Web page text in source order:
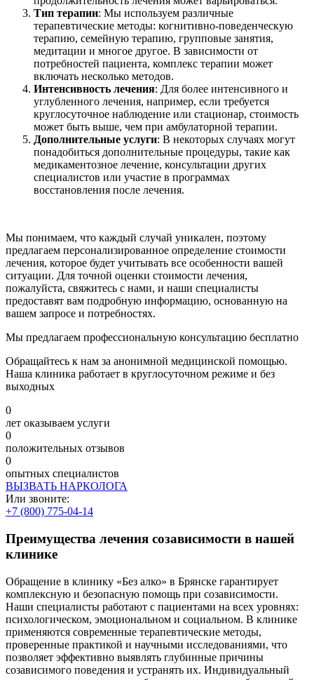
Тип терапии: Мы используем различные
терапевтические методы: когнитивно-поведенческую
терапию, семейную терапию, групповые занятия,
медитации и многое другое. В зависимости от
потребностей пациента, комплекс терапии может
включать несколько методов.
Интенсивность лечения: Для более интенсивного и
углубленного лечения, например, если требуется
круглосуточное наблюдение или стационар, стоимость
может быть выше, чем при амбулаторной терапии.
Дополнительные услуги: В некоторых случаях могут
понадобиться дополнительные процедуры, такие как
медикаментозное лечение, консультации других
специалистов или участие в программах
восстановления после лечения.
Мы понимаем, что каждый случай уникален, поэтому
предлагаем персонализированное определение стоимости
лечения, которое будет учитывать все особенности вашей
ситуации. Для точной оценки стоимости лечения,
пожалуйста, свяжитесь с нами, и наши специалисты
предоставят вам подробную информацию, основанную на
вашем запросе и потребностях.
Мы предлагаем профессиональную консультацию бесплатно
Обращайтесь к нам за анонимной медицинской помощью.
Наша клиника работает в круглосуточном режиме и без
выходных
0
лет оказываем услуги
0
положительных отзывов
0
опытных специалистов
ВЫЗВАТЬ НАРКОЛОГА
Или звоните:
+7 (800) 775-04-14
Преимущества лечения созависимости в нашей
клинике
Обращение в клинику «Без алко» в Брянске гарантирует
комплексную и безопасную помощь при созависимости.
Наши специалисты работают с пациентами на всех уровнях:
психологическом, эмоциональном и социальном. В клинике
применяются современные терапевтические методы,
проверенные практикой и научными исследованиями, что
позволяет эффективно выявлять глубинные причины
созависимого поведения и устранять их. Индивидуальный